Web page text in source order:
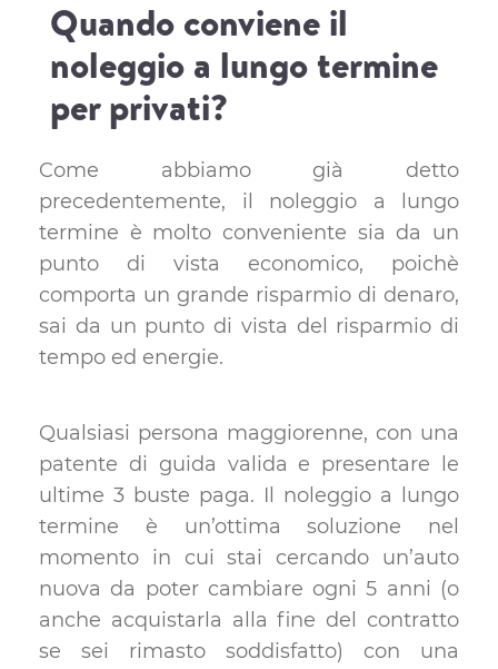
Quando conviene il
noleggio a lungo termine
per privati?
Come abbiamo già detto
precedentemente, il noleggio a lungo
termine è molto conveniente sia da un
punto di vista economico, poichè
comporta un grande risparmio di denaro,
sai da un punto di vista del risparmio di
tempo ed energie.
Qualsiasi persona maggiorenne, con una
patente di guida valida e presentare le
ultime 3 buste paga. Il noleggio a lungo
termine è un’ottima soluzione nel
momento in cui stai cercando un’auto
nuova da poter cambiare ogni 5 anni (o
anche acquistarla alla fine del contratto
se sei rimasto soddisfatto) con una